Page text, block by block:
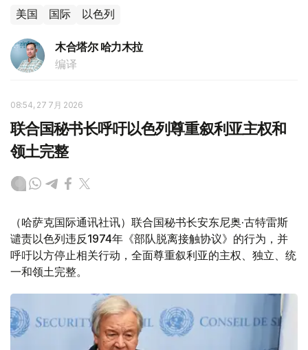
美国 国际 以色列
木合塔尔 哈力木拉
编译
08:54, 27 7月 2026
联合国秘书长呼吁以色列尊重叙利亚主权和
领土完整
（哈萨克国际通讯社讯）联合国秘书长安东尼奥·古特雷斯
谴责以色列违反1974年《部队脱离接触协议》的行为，并
呼吁以方停止相关行动，全面尊重叙利亚的主权、独立、统
一和领土完整。